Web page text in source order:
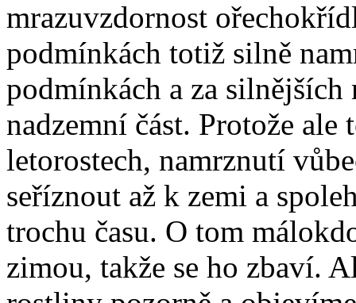
mrazuvzdornost
podmínkách totiž silně
podmínkách a za silnějších
nadzemní část. Protože
letorostech, namrznutí
seříznout až k zemi a
trochu času. O tom
zimou, takže se ho zbaví.